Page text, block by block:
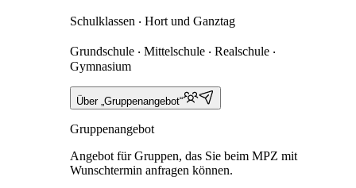
Schulklassen ‧ Hort und Ganztag
Grundschule ‧ Mittelschule ‧ Realschule ‧
Gymnasium
Über „Gruppenangebot“
Gruppenangebot
Angebot für Gruppen, das Sie beim MPZ mit
Wunschtermin anfragen können.